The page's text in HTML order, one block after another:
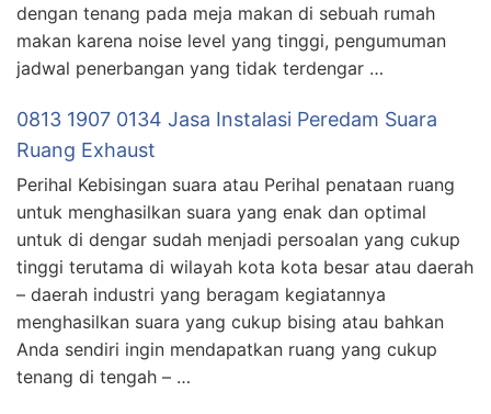
dengan tenang pada meja makan di sebuah rumah
makan karena noise level yang tinggi, pengumuman
jadwal penerbangan yang tidak terdengar …
0813 1907 0134 Jasa Instalasi Peredam Suara
Ruang Exhaust
Perihal Kebisingan suara atau Perihal penataan ruang
untuk menghasilkan suara yang enak dan optimal
untuk di dengar sudah menjadi persoalan yang cukup
tinggi terutama di wilayah kota kota besar atau daerah
– daerah industri yang beragam kegiatannya
menghasilkan suara yang cukup bising atau bahkan
Anda sendiri ingin mendapatkan ruang yang cukup
tenang di tengah – …